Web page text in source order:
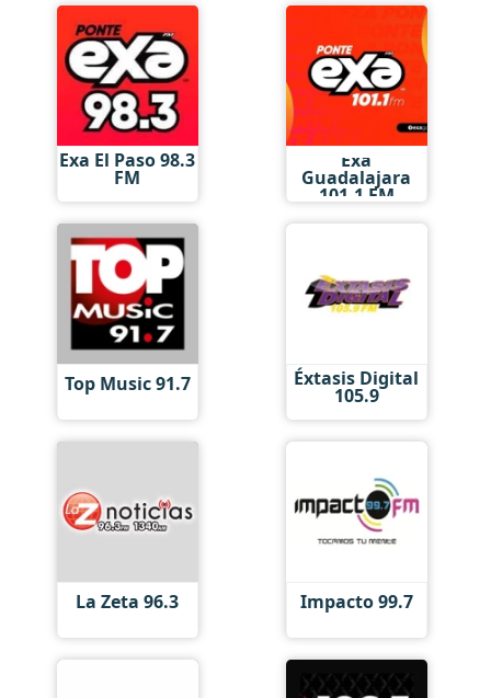
Exa El Paso 98.3
FM
Exa
Guadalajara
101.1 FM
Top Music 91.7 Éxtasis Digital
105.9
La Zeta 96.3 Impacto 99.7